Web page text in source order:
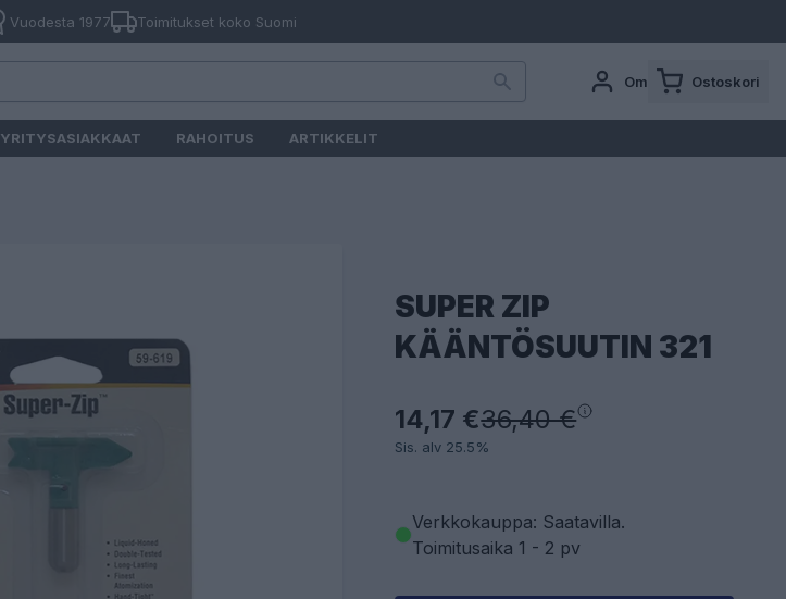
Vuodesta 1977 Toimitukset koko Suomi
Oma tili Ostoskori
YRITYSASIAKKAAT RAHOITUS ARTIKKELIT
SUPER ZIP
KÄÄNTÖSUUTIN 321
14,17 €36,40 €
Sis. alv 25.5%
Verkkokauppa: Saatavilla.
Toimitusaika 1 - 2 pv